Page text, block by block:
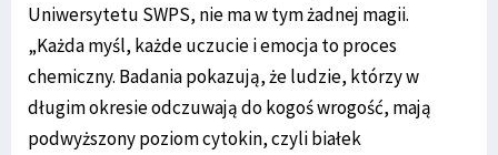
Uniwersytetu SWPS, nie ma w tym żadnej magii.
„Każda myśl, każde uczucie i emocja to proces
chemiczny. Badania pokazują, że ludzie, którzy w
długim okresie odczuwają do kogoś wrogość, mają
podwyższony poziom cytokin, czyli białek